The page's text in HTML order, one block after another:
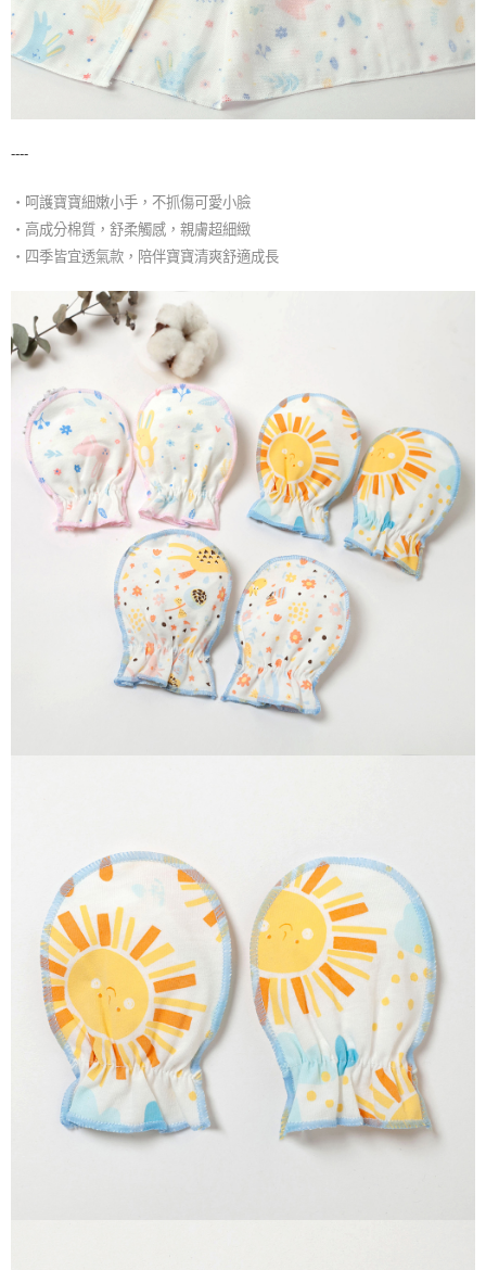
----
・呵護寶寶細嫩小手，不抓傷可愛小臉
・高成分棉質，舒柔觸感，親膚超細緻
・四季皆宜透氣款，陪伴寶寶清爽舒適成長